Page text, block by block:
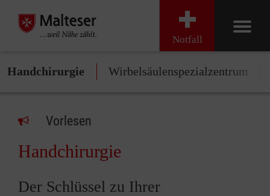
Notfall
Handchirurgie Wirbelsäulenspezialzentrum
Vorlesen
Handchirurgie
Der Schlüssel zu Ihrer